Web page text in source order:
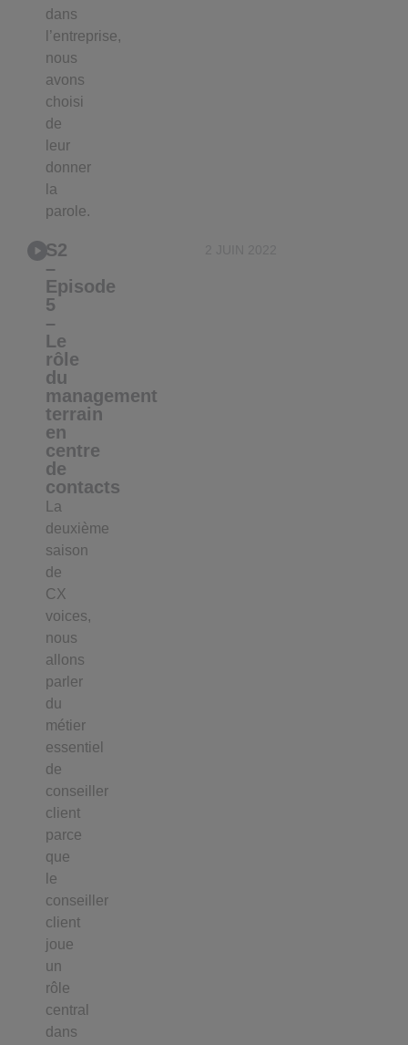
dans
l’entreprise,
nous
avons
choisi
de
leur
donner
la
parole.
S2
–
Episode
5
–
Le
rôle
du
management
terrain
en
centre
de
contacts
La
deuxième
saison
de
CX
voices,
nous
allons
parler
du
métier
essentiel
de
conseiller
client
parce
que
le
conseiller
client
joue
un
rôle
central
dans